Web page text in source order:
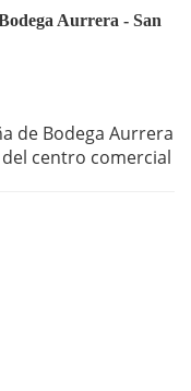
Aurrera - San
de Bodega Aurrera
centro comercial